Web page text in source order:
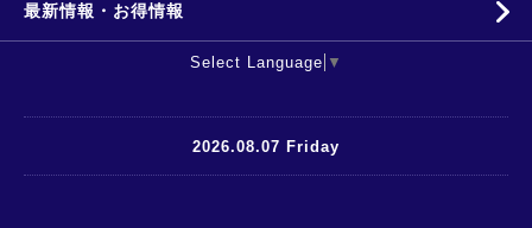
最新情報・お得情報
Select Language ▼
2026.08.07 Friday